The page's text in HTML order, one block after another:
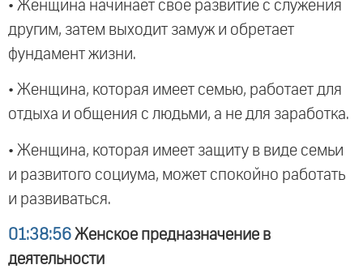
• Женщина начинает свое развитие с служения
другим, затем выходит замуж и обретает
фундамент жизни.
• Женщина, которая имеет семью, работает для
отдыха и общения с людьми, а не для заработка.
• Женщина, которая имеет защиту в виде семьи
и развитого социума, может спокойно работать
и развиваться.
01:38:56 Женское предназначение в
деятельности